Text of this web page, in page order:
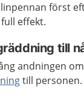
först
effekt.
till
andningen
till personen.